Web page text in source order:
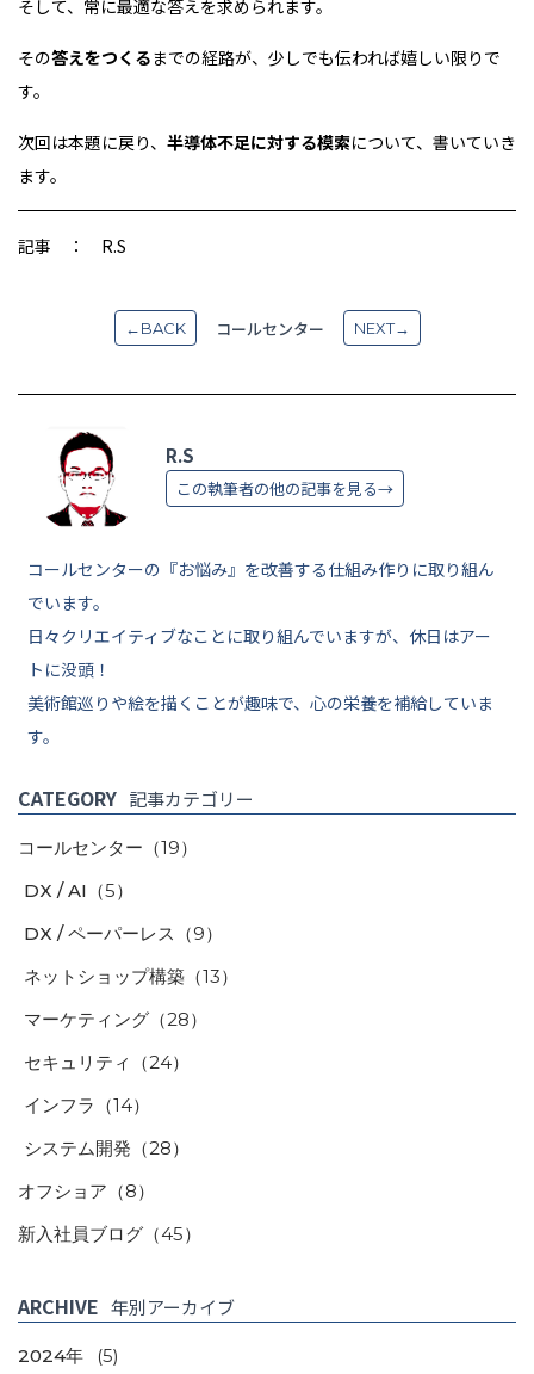
そして、常に最適な答えを求められます。
その答えをつくるまでの経路が、少しでも伝われば嬉しい限りで
す。
次回は本題に戻り、 半導体不足に対する模索について、書いていき
ます。
記事 ： R.S
←BACK コールセンター NEXT→
R.S
この執筆者の他の記事を見る→
コールセンターの『お悩み』を改善する仕組み作りに取り組ん
でいます。
日々クリエイティブなことに取り組んでいますが、休日はアー
トに没頭！
美術館巡りや絵を描くことが趣味で、心の栄養を補給していま
す。
CATEGORY 記事カテゴリー
コールセンター （19）
DX / AI （5）
DX / ペーパーレス （9）
ネットショップ構築 （13）
マーケティング （28）
セキュリティ
（24）
インフラ （14）
システム開発 （28）
オフショア （8）
新入社員ブログ （45）
ARCHIVE 年別アーカイブ
2024年 (5)